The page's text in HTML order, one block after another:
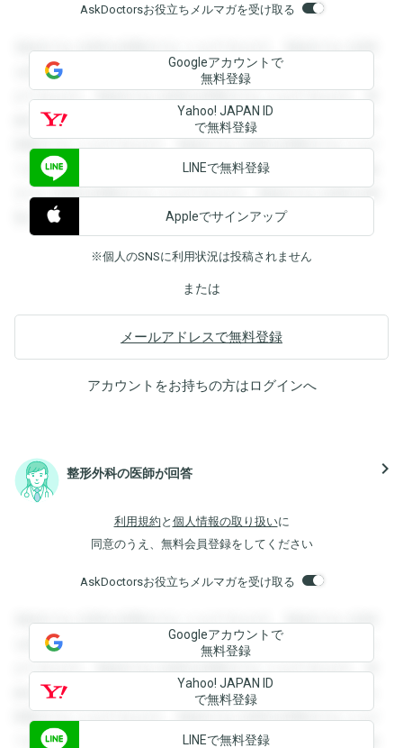
AskDoctorsお役立ちメルマガを受け取る
登録すると回答を閲覧することができます。登録すると回答
を閲覧することができます。登録すると回答を閲覧すること
ができます。登録すると回答を閲覧することができます。登
録すると回答を閲覧することができます。登録すると回答を
閲覧することができます。登録すると回答を閲覧することが
できます。登録すると回答を閲覧することができます。登録
すると回答を閲覧することができます。登録すると回答を閲
覧することができます。
Googleアカウントで
無料登録
Yahoo! JAPAN ID
で無料登録
LINEで無料登録
Appleでサインアップ
※個人のSNSに利用状況は投稿されません
または
メールアドレスで無料登録
アカウントをお持ちの方はログインへ
整形外科の医師が回答 navigate_next
利用規約 と 個人情報の取り扱いに
同意のうえ、無料会員登録をしてください
AskDoctorsお役立ちメルマガを受け取る
登録すると回答を閲覧することができます。登録すると回答
を閲覧することができます。登録すると回答を閲覧すること
ができます。登録すると回答を閲覧することができます。登
録すると回答を閲覧することができます。登録すると回答を
閲覧することができます。登録すると回答を閲覧することが
できます。登録すると回答を閲覧することができます。登録
Googleアカウントで
無料登録
Yahoo! JAPAN ID
で無料登録
LINEで無料登録